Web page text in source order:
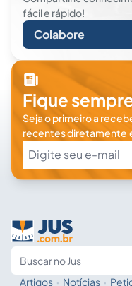
fácil e rápido!
Colabore
Fique
Seja o primeiro a
recentes diretamente
Artigos · Notícias ·